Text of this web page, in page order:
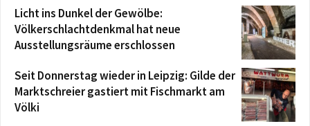
Licht ins Dunkel der Gewölbe:
Völkerschlachtdenkmal hat neue
Ausstellungsräume erschlossen
Seit Donnerstag wieder in Leipzig: Gilde der
Marktschreier gastiert mit Fischmarkt am
Völki